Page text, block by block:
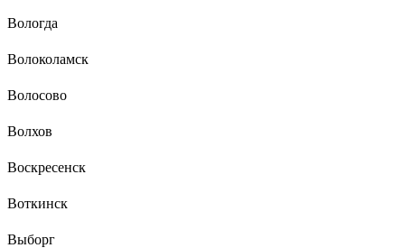
Вологда
Волоколамск
Волосово
Волхов
Воскресенск
Воткинск
Выборг